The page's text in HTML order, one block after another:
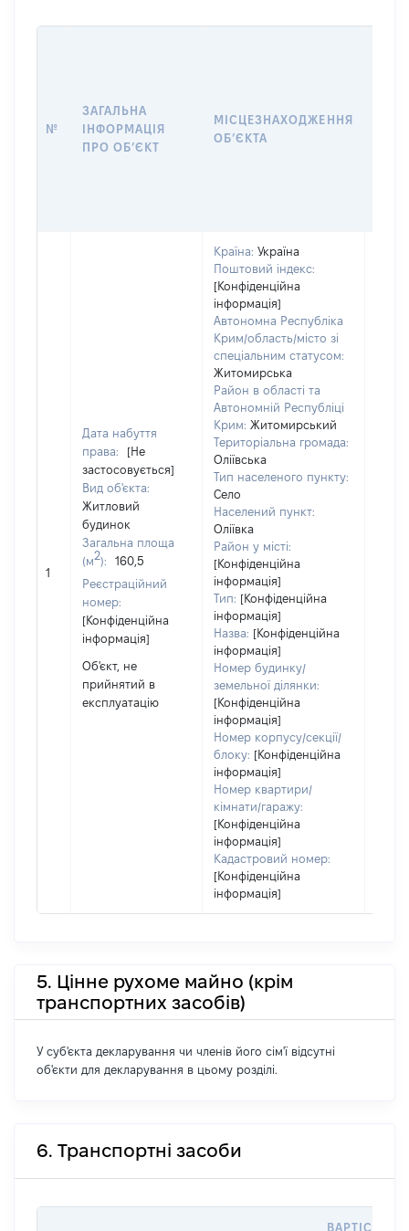
№
ЗАГАЛЬНА
ІНФОРМАЦІЯ
ПРО ОБʼЄКТ
МІСЦЕЗНАХОДЖЕННЯ
ОБʼЄКТА
1
Дата набуття
права:
[Не
застосовується]
Вид об'єкта:
Житловий
будинок
Загальна площа
(м2):
160,5
Реєстраційний
номер:
[Конфіденційна
інформація]
Об'єкт, не
прийнятий в
експлуатацію
Країна: Україна
Поштовий індекс:
[Конфіденційна
інформація]
Автономна Республіка
Крим/область/місто зі
спеціальним статусом:
Житомирська
Район в області та
Автономній Республіці
Крим: Житомирський
Територіальна громада:
Оліївська
Тип населеного пункту:
Село
Населений пункт:
Оліївка
Район у місті:
[Конфіденційна
інформація]
Тип: [Конфіденційна
інформація]
Назва: [Конфіденційна
інформація]
Номер будинку/
земельної ділянки:
[Конфіденційна
інформація]
Номер корпусу/секції/
блоку: [Конфіденційна
інформація]
Номер квартири/
кімнати/гаражу:
[Конфіденційна
інформація]
Кадастровий номер:
[Конфіденційна
інформація]
5. Цінне рухоме майно (крім
транспортних засобів)
У суб'єкта декларування чи членів його сім'ї відсутні
об'єкти для декларування в цьому розділі.
6. Транспортні засоби
ВАРТІСТЬ НА